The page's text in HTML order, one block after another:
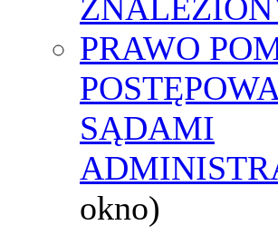
PRAWO
SĄDAMI
okno)